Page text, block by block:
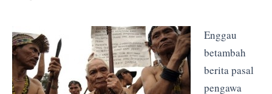
Enggau
betambah
berita pasal
pengawa